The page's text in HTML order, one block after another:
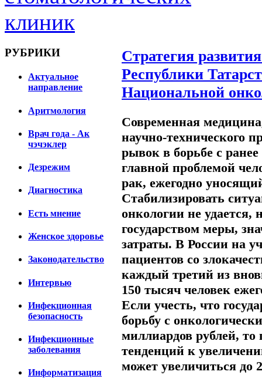
РУБРИКИ
Актуальное
направление
Аритмология
Врач года - Ак
чэчэклер
Дезрежим
Диагностика
Есть мнение
Женское здоровье
Законодательство
Интервью
Инфекционная
безопасность
Инфекционные
заболевания
Информатизация
Стратегия
Республики
Национальной
Современная
научно-технического
рывок в борьбе с
главной проблемой
рак, ежегодно
Стабилизировать
онкологии не
государством меры,
затраты. В России на
пациентов со
каждый третий из
150 тысяч человек
Если учесть, что
борьбу с
миллиардов рублей,
тенденций к
может увеличиться до